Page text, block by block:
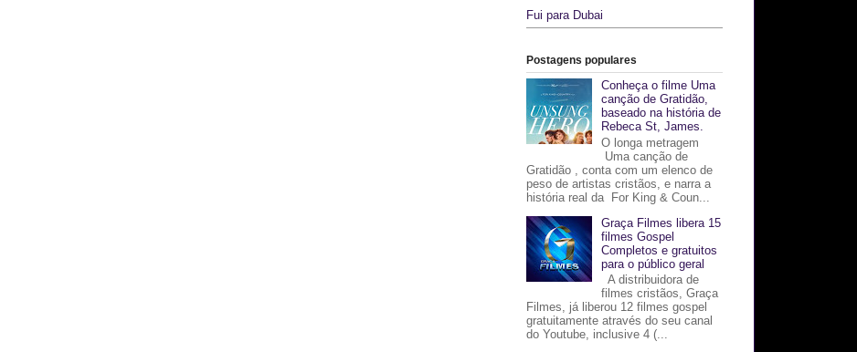
Fui para Dubai
Postagens populares
Conheça o filme Uma
canção de Gratidão,
baseado na história de
Rebeca St, James.
O longa metragem
Uma canção de
Gratidão , conta com um elenco de
peso de artistas cristãos, e narra a
história real da For King & Coun...
Graça Filmes libera 15
filmes Gospel
Completos e gratuitos
para o público geral
A distribuidora de
filmes cristãos, Graça
Filmes, já liberou 12 filmes gospel
gratuitamente através do seu canal
do Youtube, inclusive 4 (...